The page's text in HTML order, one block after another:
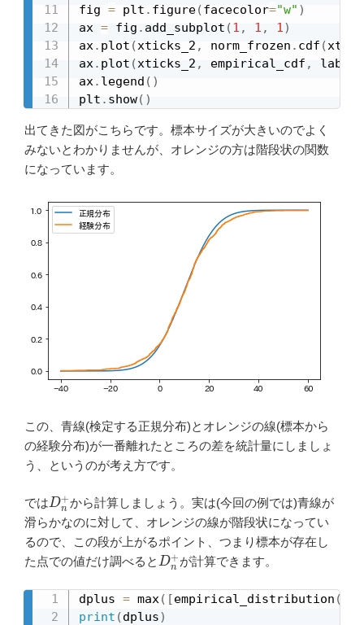
fig = plt . figure(facecolor="w" )
ax = fig . add_subplot (1 , 1 , 1)
ax. plot (xticks_2 , norm_frozen . cdf (
ax. plot (xticks_2 , empirical_cdf , label
ax. legend ( )
plt . show( )
出てきた図がこちらです。標本サイズが大きいのでよく
みないとわかりませんが、オレンジの方は階段状の関数
になっています。
この、青線(検定する正規分布)とオレンジの線(標本から
の経験分布)が一番離れたところの差を統計量にしましょ
う、というのが考え方です。
では Dn+から計算しましょう。実は(今回の例では)青線が
滑らかなのに対して、オレンジの線が階段状になってい
るので、この段が上がるポイント、つまり標本が存在し
た点での値だけ調べると Dn+が計算できます。
dplus = max( [empirical_distribution (
print (dplus)